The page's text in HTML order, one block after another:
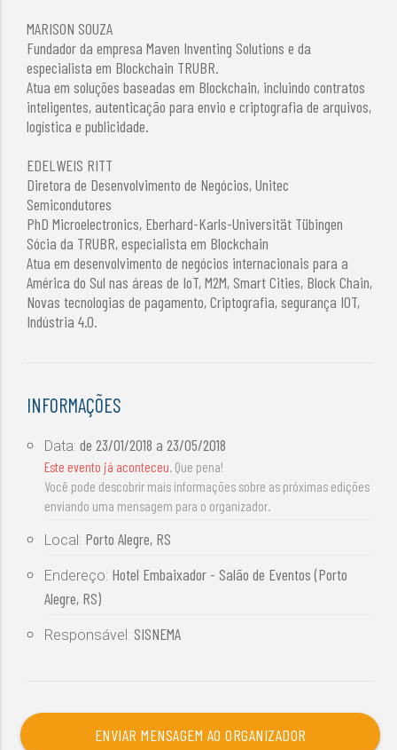
MARISON SOUZA
Fundador da empresa Maven Inventing Solutions e da
especialista em Blockchain TRUBR.
Atua em soluções baseadas em Blockchain, incluindo contratos
inteligentes, autenticação para envio e criptografia de arquivos,
logística e publicidade.
EDELWEIS RITT
Diretora de Desenvolvimento de Negócios, Unitec
Semicondutores
PhD Microelectronics, Eberhard-Karls-Universität Tübingen
Sócia da TRUBR, especialista em Blockchain
Atua em desenvolvimento de negócios internacionais para a
América do Sul nas áreas de IoT, M2M, Smart Cities, Block Chain,
Novas tecnologias de pagamento, Criptografia, segurança IOT,
Indústria 4.0.
INFORMAÇÕES
Data:de 23/01/2018 a 23/05/2018
Este evento já aconteceu. Que pena!
Você pode descobrir mais informações sobre as próximas edições
enviando uma mensagem para o organizador.
Local: Porto Alegre, RS
Endereço: Hotel Embaixador - Salão de Eventos (Porto
Alegre, RS)
Responsável: SISNEMA
ENVIAR MENSAGEM AO ORGANIZADOR